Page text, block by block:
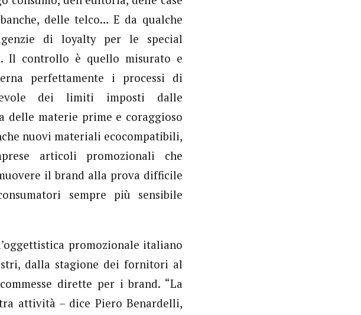
delle telco… E da qualche
di loyalty per le special
Il controllo è quello misurato e
perfettamente i processi di
dei limiti imposti dalle
delle materie prime e coraggioso
nuovi materiali ecocompatibili,
articoli promozionali che
il brand alla prova difficile
sempre più sensibile
promozionale italiano
dalla stagione dei fornitori al
dirette per i brand. “La
attività – dice Piero Benardelli,